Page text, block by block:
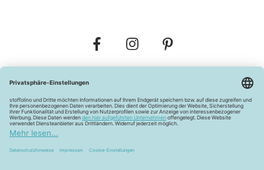
Widerrufsbelehrung Vertrag widerrufen
Barrierefreiheitserklärung